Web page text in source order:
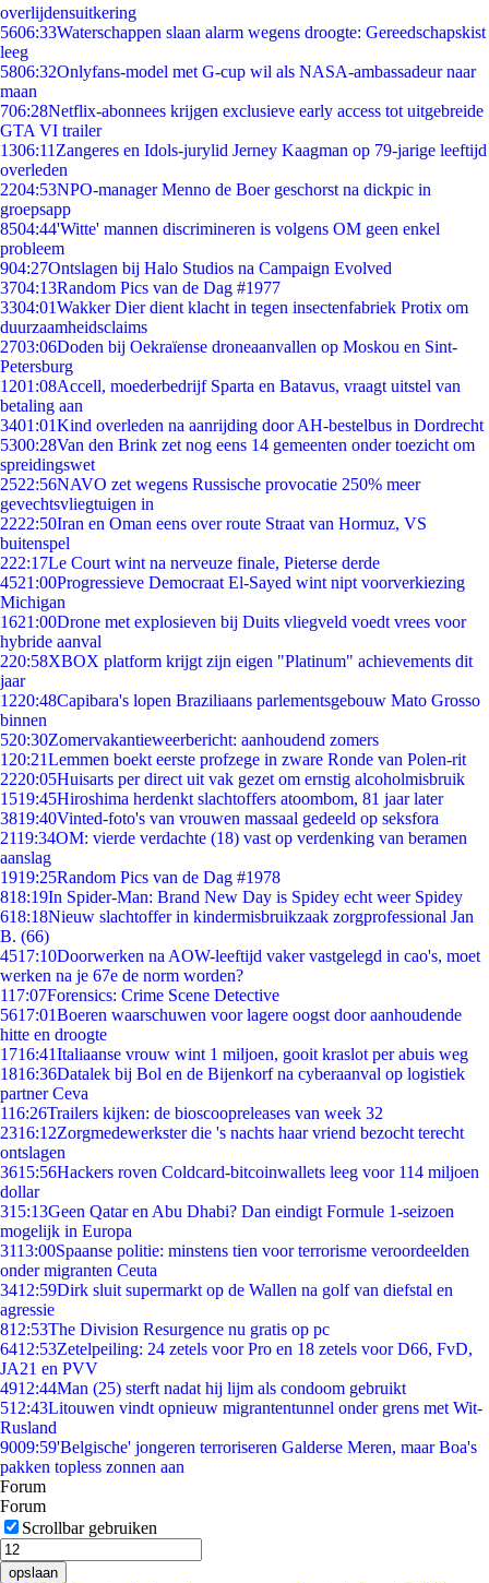
overlijdensuitkering
5606:33Waterschappen slaan alarm wegens droogte: Gereedschapskist
leeg
5806:32Onlyfans-model met G-cup wil als NASA-ambassadeur naar
maan
706:28Netflix-abonnees krijgen exclusieve early access tot uitgebreide
GTA VI trailer
1306:11 Zangeres en Idols-jurylid Jerney Kaagman op 79-jarige leeftijd
overleden
2204:53NPO-manager Menno de Boer geschorst na dickpic in
groepsapp
8504:44'Witte' mannen discrimineren is volgens OM geen enkel
probleem
904:27Ontslagen bij Halo Studios na Campaign Evolved
3704:13Random Pics van de Dag #1977
3304:01Wakker Dier dient klacht in tegen insectenfabriek Protix om
duurzaamheidsclaims
2703:06Doden bij Oekraïense droneaanvallen op Moskou en Sint-
Petersburg
1201:08Accell, moederbedrijf Sparta en Batavus, vraagt uitstel van
betaling aan
3401:01Kind overleden na aanrijding door AH-bestelbus in Dordrecht
5300:28Van den Brink zet nog eens 14 gemeenten onder toezicht om
spreidingswet
2522:56NAVO zet wegens Russische provocatie 250% meer
gevechtsvliegtuigen in
2222:50Iran en Oman eens over route Straat van Hormuz, VS
buitenspel
222:17Le Court wint na nerveuze finale, Pieterse derde
4521:00Progressieve Democraat El-Sayed wint nipt voorverkiezing
Michigan
1621:00Drone met explosieven bij Duits vliegveld voedt vrees voor
hybride aanval
220:58XBOX platform krijgt zijn eigen "Platinum" achievements dit
jaar
1220:48Capibara's lopen Braziliaans parlementsgebouw Mato Grosso
binnen
520:30Zomervakantieweerbericht: aanhoudend zomers
1 20:21Lemmen boekt eerste profzege in zware Ronde van Polen-rit
2220:05Huisarts per direct uit vak gezet om ernstig alcoholmisbruik
1519:45Hiroshima herdenkt slachtoffers atoombom, 81 jaar later
3819:40Vinted-foto's van vrouwen massaal gedeeld op seksfora
2119:34OM: vierde verdachte (18) vast op verdenking van beramen
aanslag
1919:25Random Pics van de Dag #1978
818:19In Spider-Man: Brand New Day is Spidey echt weer Spidey
618:18Nieuw slachtoffer in kindermisbruikzaak zorgprofessional Jan
B. (66)
4517:10Doorwerken na AOW-leeftijd vaker vastgelegd in cao's, moet
werken na je 67e de norm worden?
117:07Forensics: Crime Scene Detective
5617:01Boeren waarschuwen voor lagere oogst door aanhoudende
hitte en droogte
1716:41Italiaanse vrouw wint 1 miljoen, gooit kraslot per abuis weg
1816:36Datalek bij Bol en de Bijenkorf na cyberaanval op logistiek
partner Ceva
116:26Trailers kijken: de bioscoopreleases van week 32
2316:12Zorgmedewerkster die 's nachts haar vriend bezocht terecht
ontslagen
3615:56Hackers roven Coldcard-bitcoinwallets leeg voor 114 miljoen
dollar
315:13Geen Qatar en Abu Dhabi? Dan eindigt Formule 1-seizoen
mogelijk in Europa
3113:00Spaanse politie: minstens tien voor terrorisme veroordeelden
onder migranten Ceuta
3412:59Dirk sluit supermarkt op de Wallen na golf van diefstal en
agressie
812:53The Division Resurgence nu gratis op pc
6412:53Zetelpeiling: 24 zetels voor Pro en 18 zetels voor D66, FvD,
JA21 en PVV
4912:44Man (25) sterft nadat hij lijm als condoom gebruikt
512:43Litouwen vindt opnieuw migrantentunnel onder grens met Wit-
Rusland
9009:59'Belgische' jongeren terroriseren Galderse Meren, maar Boa's
pakken topless zonnen aan
Forum
Forum
Scrollbar gebruiken
opslaan